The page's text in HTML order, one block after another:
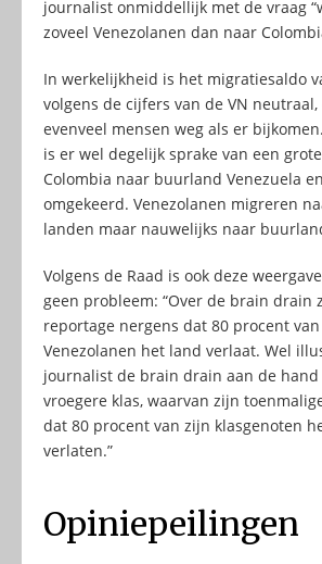
journalist onmiddellijk met de vraag
zoveel Venezolanen dan naar
In werkelijkheid is het migratiesaldo
volgens de cijfers van de VN neutraal,
evenveel mensen weg als er
is er wel degelijk sprake van een
Colombia naar buurland Venezuela
omgekeerd. Venezolanen migreren
landen maar nauwelijks naar
Volgens de Raad is ook deze
geen probleem: “Over de brain drain
reportage nergens dat 80 procent
Venezolanen het land verlaat. Wel
journalist de brain drain aan de hand
vroegere klas, waarvan zijn
dat 80 procent van zijn klasgenoten
verlaten.”
Opiniepeilingen